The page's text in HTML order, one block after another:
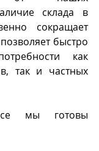
склада в
сокращает
быстро
как
так и частных
мы готовы